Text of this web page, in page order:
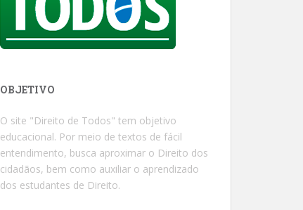
OBJETIVO
O site "Direito de Todos" tem objetivo
educacional. Por meio de textos de fácil
entendimento, busca aproximar o Direito dos
cidadãos, bem como auxiliar o aprendizado
dos estudantes de Direito.